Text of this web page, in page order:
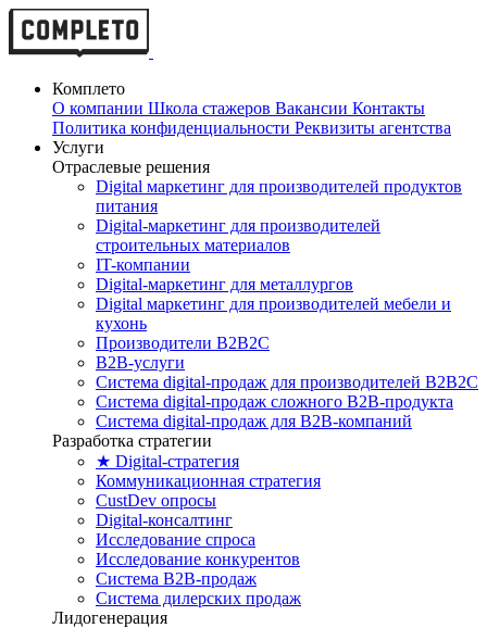
Комплето
О компании Школа стажеров Вакансии Контакты
Политика конфиденциальности Реквизиты агентства
Услуги
Отраслевые решения
Digital маркетинг для производителей продуктов
питания
Digital-маркетинг для производителей
строительных материалов
IT-компании
Digital-маркетинг для металлургов
Digital маркетинг для производителей мебели и
кухонь
Производители B2B2C
B2B-услуги
Cистема digital-продаж для производителей B2B2C
Система digital-продаж сложного B2B-продукта
Система digital-продаж для B2B-компаний
Разработка стратегии
★ Digital-стратегия
Коммуникационная стратегия
CustDev опросы
Digital-консалтинг
Исследование спроса
Исследование конкурентов
Система B2B-продаж
Система дилерских продаж
Лидогенерация